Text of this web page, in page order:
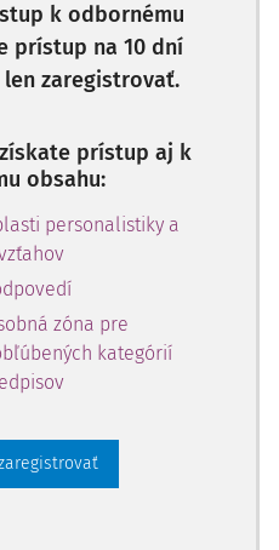
k odbornému
prístup na 10 dní
zaregistrovať.
prístup aj k
obsahu:
personalistiky a
zóna pre
kategórií